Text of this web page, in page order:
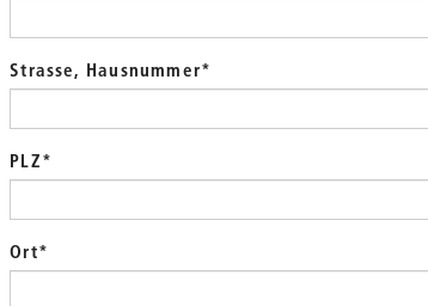
Strasse, Hausnummer*
PLZ*
Ort*